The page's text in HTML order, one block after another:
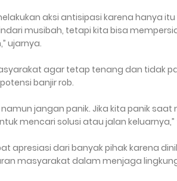
aksi antisipasi karena hanya
musibah, tetapi kita bisa
ujarnya.
agar tetap tenang dan tidak
banjir rob.
jangan panik. Jika kita panik saat
mencari solusi atau jalan
apresiasi dari banyak pihak karena
masyarakat dalam menjaga